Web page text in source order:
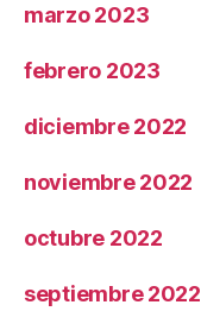
marzo 2023
febrero 2023
diciembre 2022
noviembre 2022
octubre 2022
septiembre 2022